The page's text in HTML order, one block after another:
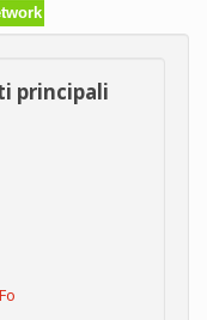
principali